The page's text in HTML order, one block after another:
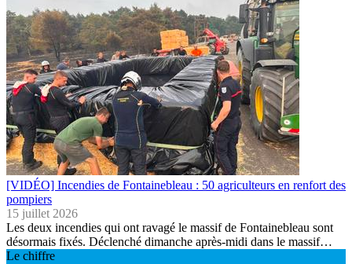
[VIDÉO] Incendies de Fontainebleau : 50 agriculteurs en renfort des
pompiers
15 juillet 2026
Les deux incendies qui ont ravagé le massif de Fontainebleau sont
désormais fixés. Déclenché dimanche après-midi dans le massif…
Le chiffre